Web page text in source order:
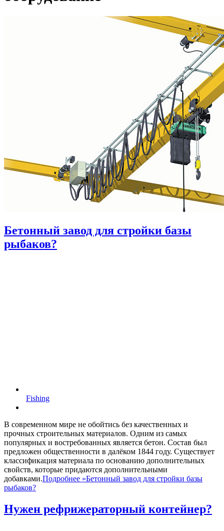
Бетонный завод для стройки базы
рыбаков?
Fishing
В современном мире не обойтись без качественных и
прочных строительных материалов. Одним из самых
популярных и востребованных является бетон. Состав был
предложен общественности в далёком 1844 году. Существует
классификация материала по основанию дополнительных
свойств, которые придаются дополнительными
добавками.Подробнее »Бетонный завод для стройки базы
рыбаков?
Нужен рефрижераторный контейнер?